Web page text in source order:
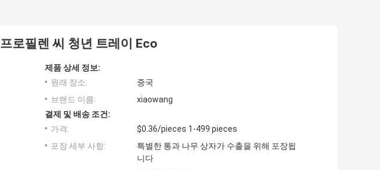
로필렌 씨 청년 트레이 Eco
제품 상세 정보:
원래 장소:
중국
브랜드 이름:
xiaowang
결제 및 배송 조건:
가격:
$0.36/pieces 1-499 pieces
포장 세부 사항:
특별한 통과 나무 상자가 수출을 위해 포장됩
니다